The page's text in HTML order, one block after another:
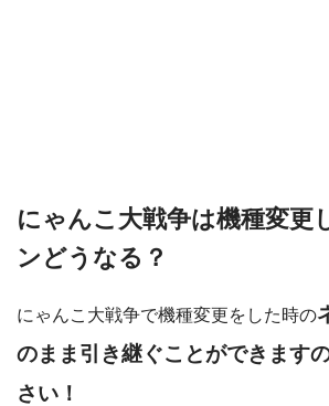
にゃんこ大戦争は機種変更
ンどうなる？
にゃんこ大戦争で機種変更をした時の
のまま引き継ぐことができます
さい！